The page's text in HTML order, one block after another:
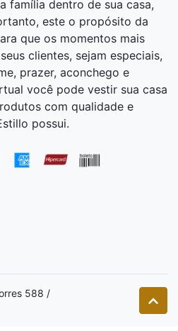
família dentro de sua casa,
este o propósito da
que os momentos mais
clientes, sejam especiais,
prazer, aconchego e
você pode vestir sua casa
com qualidade e
possui.
588 /